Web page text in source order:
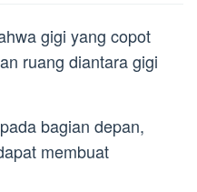
gigi yang copot
ruang diantara gigi
bagian depan,
membuat